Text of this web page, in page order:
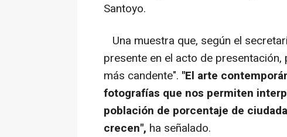
Santoyo.
Una muestra que, según el
presente en el acto de
más candente". "El arte
fotografías que nos permiten
población de porcentaje de
crecen", ha señalado.